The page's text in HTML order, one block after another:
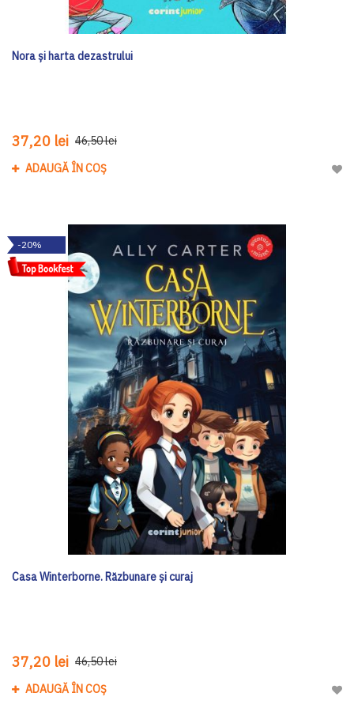
Nora și harta dezastrului
37,20 lei 46,50 lei
ADAUGĂ ÎN COȘ
-20%
Casa Winterborne. Răzbunare și curaj
37,20 lei 46,50 lei
ADAUGĂ ÎN COȘ